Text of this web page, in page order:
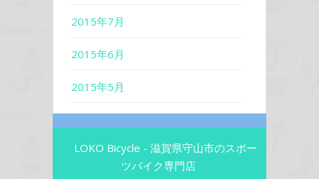
2015年7月
2015年6月
2015年5月
LOKO Bicycle - 滋賀県守山市のスポー
ツバイク専門店